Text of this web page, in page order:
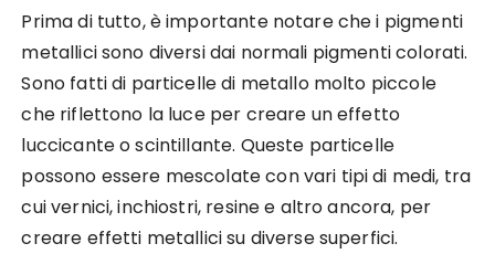
Prima di tutto, è importante notare che i pigmenti
metallici sono diversi dai normali pigmenti colorati.
Sono fatti di particelle di metallo molto piccole
che riflettono la luce per creare un effetto
luccicante o scintillante. Queste particelle
possono essere mescolate con vari tipi di medi, tra
cui vernici, inchiostri, resine e altro ancora, per
creare effetti metallici su diverse superfici.